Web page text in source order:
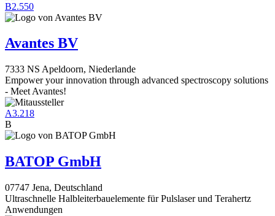
B2.550
Avantes BV
7333 NS Apeldoorn, Niederlande
Empower your innovation through advanced spectroscopy solutions
- Meet Avantes!
A3.218
B
BATOP GmbH
07747 Jena, Deutschland
Ultraschnelle Halbleiterbauelemente für Pulslaser und Terahertz
Anwendungen